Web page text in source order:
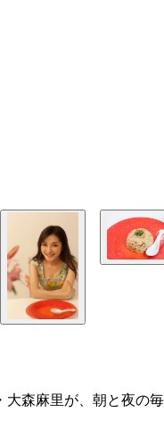
森麻里が、朝と夜の毎